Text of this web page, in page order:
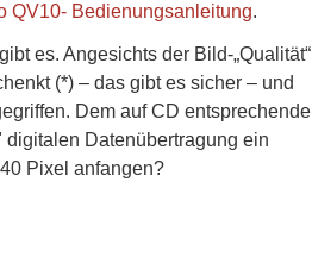
QV10- Bedienungsanleitung.
es. Angesichts der Bild-„Qualität“
(*) – das gibt es sicher – und
Dem auf CD entsprechende
Datenübertragung ein
Pixel anfangen?